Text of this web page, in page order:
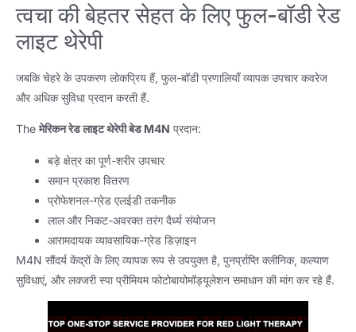
त्वचा की बेहतर सेहत के लिए फुल-बॉडी रेड
लाइट थेरेपी
जबकि चेहरे के उपकरण लोकप्रिय हैं, फुल-बॉडी प्रणालियाँ व्यापक उपचार कवरेज
और अधिक सुविधा प्रदान करती हैं.
The मेरिकन रेड लाइट थेरेपी बेड M4N प्रदान:
बड़े क्षेत्र का पूर्ण-शरीर उपचार
समान प्रकाश वितरण
प्रोफेशनल-ग्रेड एलईडी तकनीक
लाल और निकट-अवरक्त तरंग दैर्ध्य संयोजन
आरामदायक व्यावसायिक-ग्रेड डिज़ाइन
M4N सौंदर्य केंद्रों के लिए व्यापक रूप से उपयुक्त है, पुनर्प्राप्ति क्लीनिक, कल्याण
सुविधाएं, और लक्जरी स्पा प्रीमियम फोटोबायोमॉड्यूलेशन समाधान की मांग कर रहे हैं.